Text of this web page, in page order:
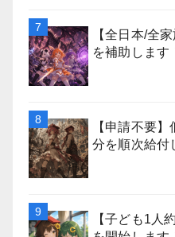
【全日本/全
を補助します
【申請不要
分を順次給付
【子ども1人